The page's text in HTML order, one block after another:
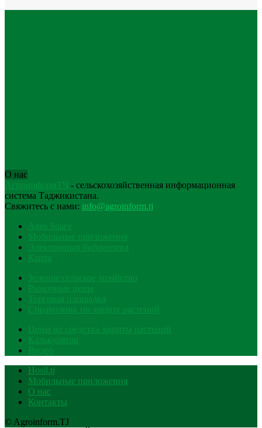
О нас
АгроинформТҶ - сельскохозяйственная информационная
система Таджикистана.
Свяжитесь с нами: info@agroinform.tj
Agro Space
Мобильные приложения
Электронная библиотека
Карта
Зеленое сельское хозяйство
Рыночные цены
Торговая площадка
Справочник по защите растений
Цены на средства защиты растений
Калькулятор
Видео
Hosil.tj
Мобильные приложения
О нас
Контакты
© Agroinform.TJ